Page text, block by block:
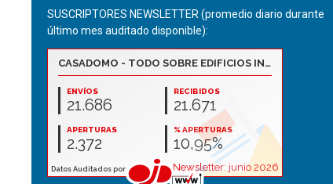
SUSCRIPTORES NEWSLETTER (promedio diario durante
último mes auditado disponible):